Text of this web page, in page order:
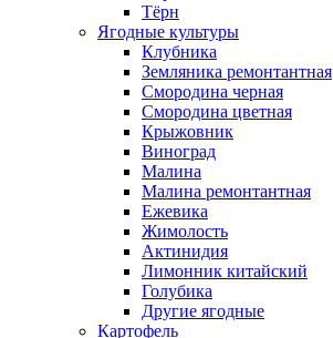
Тёрн
Ягодные культуры
Клубника
Земляника ремонтантная
Смородина черная
Смородина цветная
Крыжовник
Виноград
Малина
Малина ремонтантная
Ежевика
Жимолость
Актинидия
Лимонник китайский
Голубика
Другие ягодные
Картофель